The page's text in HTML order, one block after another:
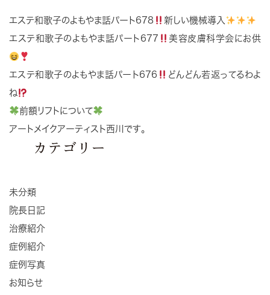
エステ和歌子のよもやま話パート678
新しい機械導入
エステ和歌子のよもやま話パート677
美容皮膚科学会にお供
エステ和歌子のよもやま話パート676
どんどん若返ってるわよ
ね
前額リフトについて
アートメイクアーティスト西川です。
カテゴリー
未分類
院長日記
治療紹介
症例紹介
症例写真
お知らせ